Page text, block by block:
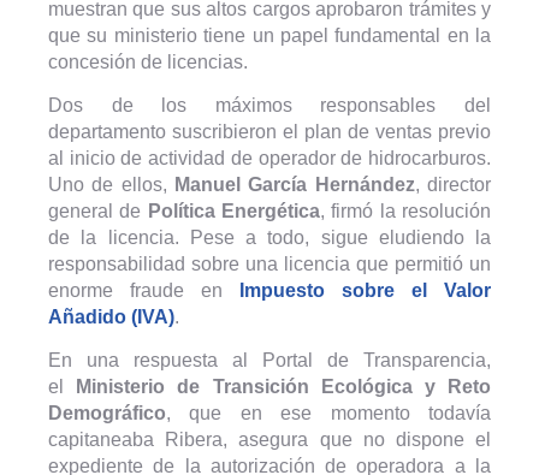
muestran que sus altos cargos aprobaron trámites y
que su ministerio tiene un papel fundamental en la
concesión de licencias.
Dos de los máximos responsables del
departamento suscribieron el plan de ventas previo
al inicio de actividad de operador de hidrocarburos.
Uno de ellos, Manuel García Hernández, director
general de Política Energética, firmó la resolución
de la licencia. Pese a todo, sigue eludiendo la
responsabilidad sobre una licencia que permitió un
enorme fraude en
Impuesto sobre el Valor
Añadido (IVA).
En una respuesta al Portal de Transparencia,
el
Ministerio de Transición Ecológica y Reto
Demográfico, que en ese momento todavía
capitaneaba Ribera, asegura que no dispone el
expediente de la autorización de operadora a la